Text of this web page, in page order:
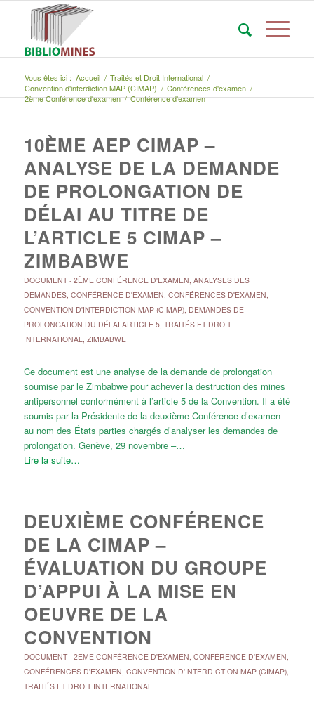
Vous êtes ici : Accueil / Traités et Droit International /
Convention d'interdiction MAP (CIMAP) / Conférences d'examen /
2ème Conférence d'examen / Conférence d'examen
10ÈME AEP CIMAP –
ANALYSE DE LA DEMANDE
DE PROLONGATION DE
DÉLAI AU TITRE DE
L’ARTICLE 5 CIMAP –
ZIMBABWE
DOCUMENT- 2ÈME CONFÉRENCE D'EXAMEN, ANALYSES DES
DEMANDES, CONFÉRENCE D'EXAMEN, CONFÉRENCES D'EXAMEN,
CONVENTION D'INTERDICTION MAP (CIMAP), DEMANDES DE
PROLONGATION DU DÉLAI ARTICLE 5, TRAITÉS ET DROIT
INTERNATIONAL, ZIMBABWE
Ce document est une analyse de la demande de prolongation
soumise par le Zimbabwe pour achever la destruction des mines
antipersonnel conformément à l’article 5 de la Convention. Il a été
soumis par la Présidente de la deuxième Conférence d’examen
au nom des États parties chargés d’analyser les demandes de
prolongation. Genève, 29 novembre –…
Lire la suite…
DEUXIÈME CONFÉRENCE
DE LA CIMAP –
ÉVALUATION DU GROUPE
D’APPUI À LA MISE EN
OEUVRE DE LA
CONVENTION
DOCUMENT- 2ÈME CONFÉRENCE D'EXAMEN, CONFÉRENCE D'EXAMEN,
CONFÉRENCES D'EXAMEN, CONVENTION D'INTERDICTION MAP (CIMAP),
TRAITÉS ET DROIT INTERNATIONAL